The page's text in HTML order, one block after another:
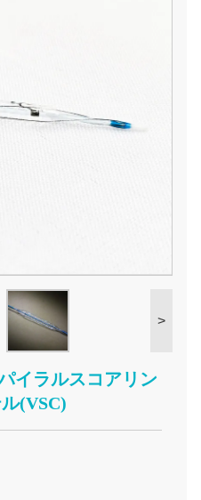
>
イラルスコアリン
(VSC)